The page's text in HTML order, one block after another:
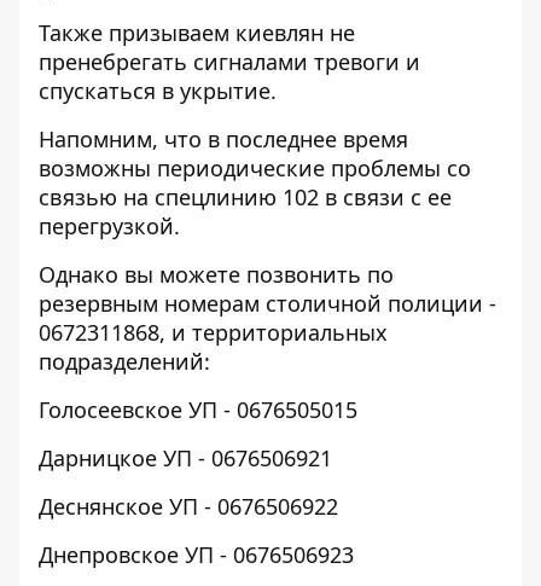
Также призываем киевлян не
пренебрегать сигналами тревоги и
спускаться в укрытие.
Напомним, что в последнее время
возможны периодические проблемы со
связью на спецлинию 102 в связи с ее
перегрузкой.
Однако вы можете позвонить по
резервным номерам столичной полиции -
0672311868, и территориальных
подразделений:
Голосеевское УП - 0676505015
Дарницкое УП - 0676506921
Деснянское УП - 0676506922
Днепровское УП - 0676506923